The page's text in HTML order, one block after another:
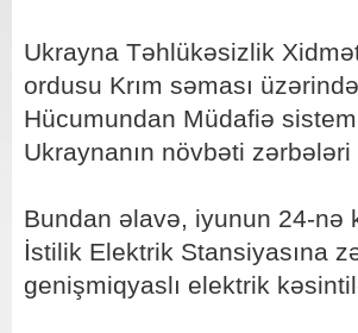
Ukrayna Təhlükəsizlik
ordusu Krım səması
Hücumundan Müdafiə
Ukraynanın növbəti
Bundan əlavə, iyunun 24-nə
İstilik Elektrik Stansiyasına
genişmiqyaslı elektrik